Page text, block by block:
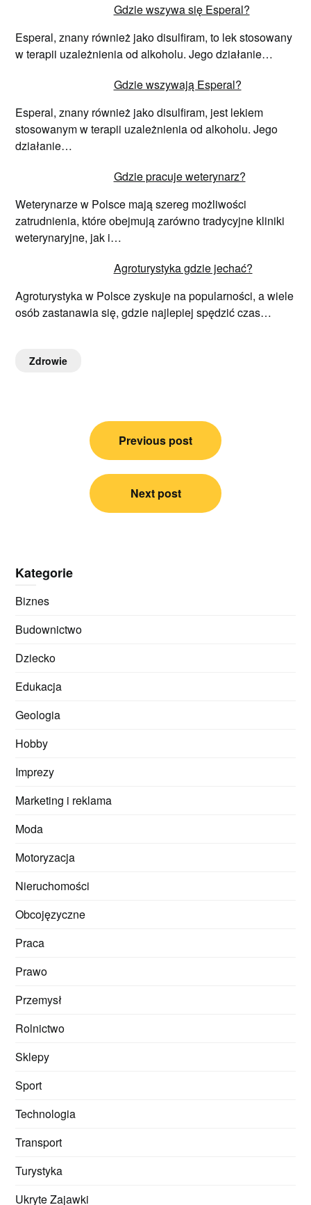
Gdzie wszywa się Esperal?
Esperal, znany również jako disulfiram, to lek stosowany
w terapii uzależnienia od alkoholu. Jego działanie…
Gdzie wszywają Esperal?
Esperal, znany również jako disulfiram, jest lekiem
stosowanym w terapii uzależnienia od alkoholu. Jego
działanie…
Gdzie pracuje weterynarz?
Weterynarze w Polsce mają szereg możliwości
zatrudnienia, które obejmują zarówno tradycyjne kliniki
weterynaryjne, jak i…
Agroturystyka gdzie jechać?
Agroturystyka w Polsce zyskuje na popularności, a wiele
osób zastanawia się, gdzie najlepiej spędzić czas…
Zdrowie
Nawigacja
Previous post
Next post
Kategorie
Biznes
Budownictwo
Dziecko
Edukacja
Geologia
Hobby
Imprezy
Marketing i reklama
Moda
Motoryzacja
Nieruchomości
Obcojęzyczne
Praca
Prawo
Przemysł
Rolnictwo
Sklepy
Sport
Technologia
Transport
Turystyka
Ukryte Zajawki